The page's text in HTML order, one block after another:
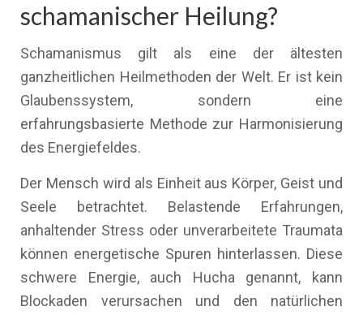
schamanischer Heilung?
Schamanismus gilt als eine der ältesten
ganzheitlichen Heilmethoden der Welt. Er ist kein
Glaubenssystem, sondern eine
erfahrungsbasierte Methode zur Harmonisierung
des Energiefeldes.
Der Mensch wird als Einheit aus Körper, Geist und
Seele betrachtet. Belastende Erfahrungen,
anhaltender Stress oder unverarbeitete Traumata
können energetische Spuren hinterlassen. Diese
schwere Energie, auch Hucha genannt, kann
Blockaden verursachen und den natürlichen